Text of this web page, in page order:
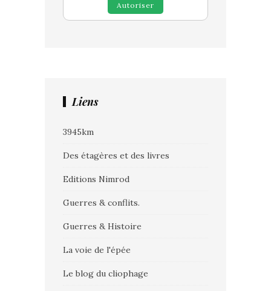
Autoriser
Liens
3945km
Des étagères et des livres
Editions Nimrod
Guerres & conflits.
Guerres & Histoire
La voie de l'épée
Le blog du cliophage